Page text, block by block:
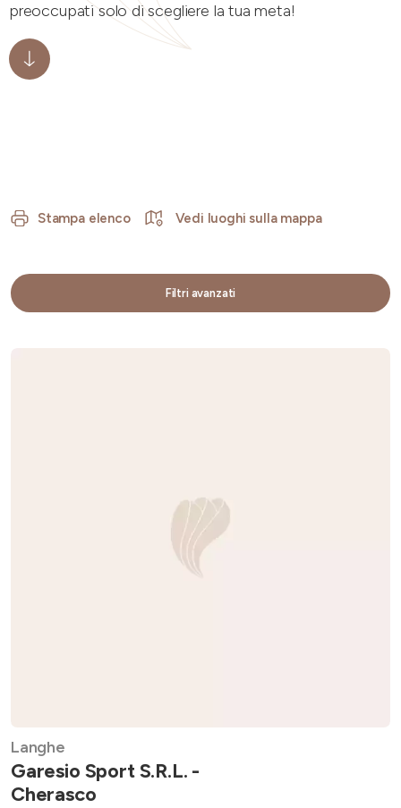
preoccupati solo di scegliere la tua meta!
Stampa elenco Vedi luoghi sulla mappa
Filtri avanzati
Langhe
Garesio Sport S.R.L. -
Cherasco